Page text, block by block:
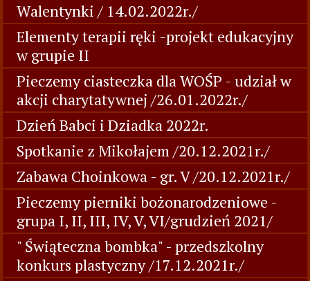
Walentynki / 14.02.2022r./
Elementy terapii ręki -projekt edukacyjny
w grupie II
Pieczemy ciasteczka dla WOŚP - udział w
akcji charytatywnej /26.01.2022r./
Dzień Babci i Dziadka 2022r.
Spotkanie z Mikołajem /20.12.2021r./
Zabawa Choinkowa - gr. V /20.12.2021r./
Pieczemy pierniki bożonarodzeniowe -
grupa I, II, III, IV, V, VI/grudzień 2021/
" Świąteczna bombka" - przedszkolny
konkurs plastyczny /17.12.2021r./